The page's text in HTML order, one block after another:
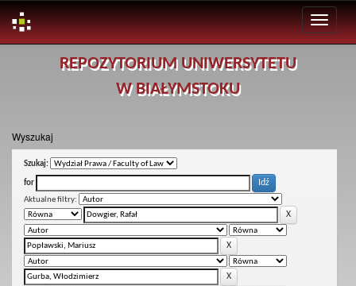
REPOZYTORIUM UNIWERSYTETU
W BIAŁYMSTOKU
Wyszukaj
Szukaj:
for
Aktualne filtry: